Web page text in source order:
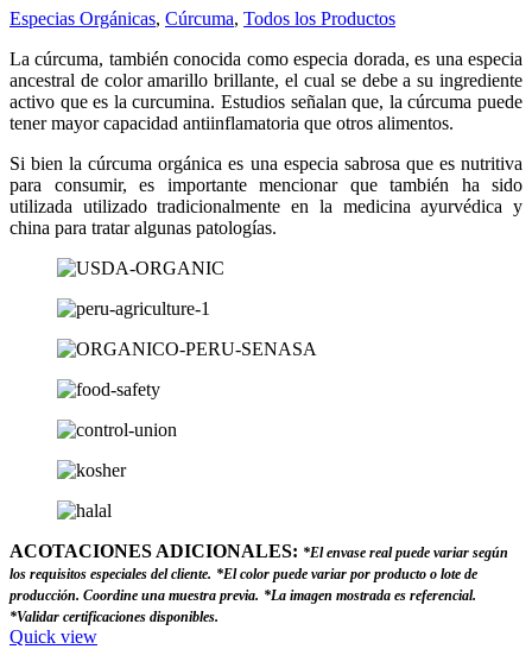
Especias Orgánicas, Cúrcuma, Todos los Productos
La cúrcuma, también conocida como especia dorada, es una especia
ancestral de color amarillo brillante, el cual se debe a su ingrediente
activo que es la curcumina. Estudios señalan que, la cúrcuma puede
tener mayor capacidad antiinflamatoria que otros alimentos.
Si bien la cúrcuma orgánica es una especia sabrosa que es nutritiva
para consumir, es importante mencionar que también ha sido
utilizada utilizado tradicionalmente en la medicina ayurvédica y
china para tratar algunas patologías.
ACOTACIONES ADICIONALES: *El envase real puede variar según
los requisitos especiales del cliente. *El color puede variar por producto o lote de
producción. Coordine una muestra previa. *La imagen mostrada es referencial.
*Validar certificaciones disponibles.
Quick view